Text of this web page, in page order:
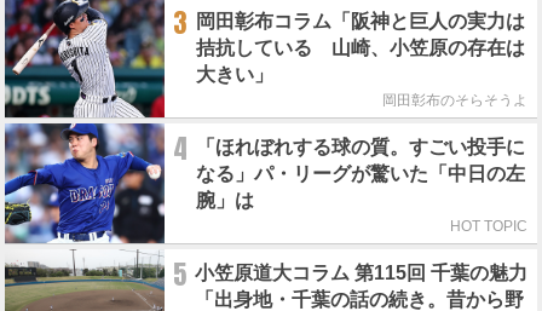
3
岡田彰布コラム「阪神と巨人の実力は
拮抗している 山崎、小笠原の存在は
大きい」
岡田彰布のそらそうよ
4
「ほれぼれする球の質。すごい投手に
なる」パ・リーグが驚いた「中日の左
腕」は
HOT TOPIC
5 小笠原道大コラム 第115回 千葉の魅力
「出身地・千葉の話の続き。昔から野